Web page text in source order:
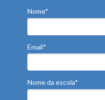
Nome*
Email*
Nome da escola*